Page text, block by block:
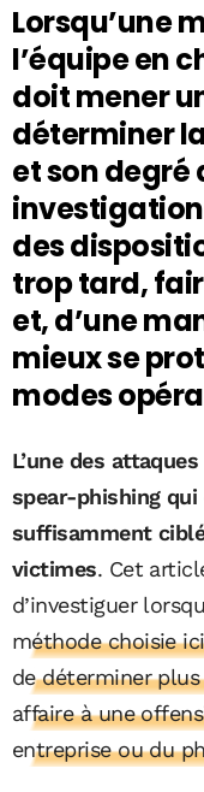
Lorsqu’une
l’équipe en
doit mener
déterminer
et son degré
des
trop tard,
et, d’une
mieux se
modes
L’une des
spear-phishing
suffisamment
victimes. Cet
d’investiguer
méthode choisie
de déterminer
affaire à une
entreprise ou du